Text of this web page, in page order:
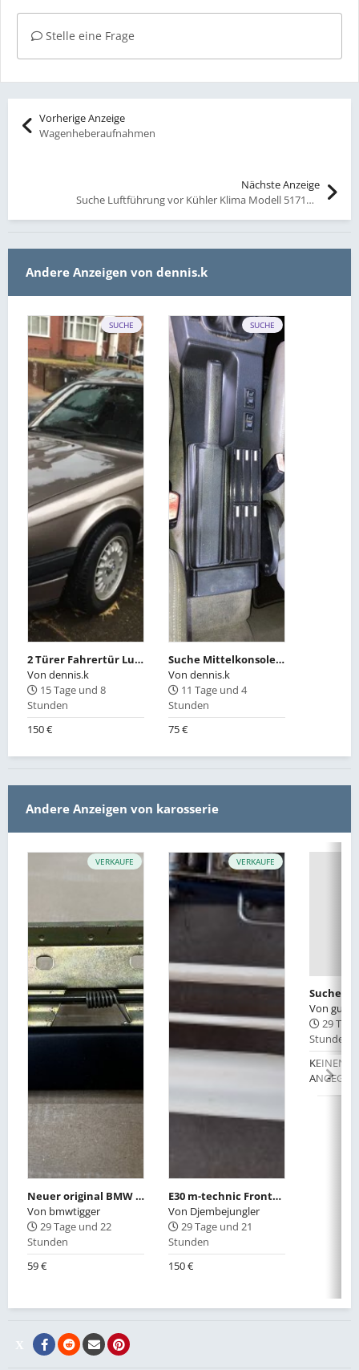
Stelle eine Frage
Vorherige Anzeige
Wagenheberaufnahmen
Nächste Anzeige
Suche Luftführung vor Kühler Klima Modell 51711966439
Andere Anzeigen von dennis.k
SUCHE
2 Türer Fahrertür Luxorbeige Metallic
Von dennis.k
15 Tage und 8
Stunden
150 €
SUCHE
Suche Mittelkonsole mit Kassettenfächern ohne Löcher
Von dennis.k
11 Tage und 4
Stunden
75 €
Andere Anzeigen von karosserie
VERKAUFE
Neuer original BMW E30 Türgriff mit Grundplatte 51211923996 links
Von bmwtigger
29 Tage und 22
Stunden
59 €
VERKAUFE
E30 m-technic Frontschürze GFK
Von Djembejungler
29 Tage und 21
Stunden
150 €
Von
29
Stunden
KEINEN